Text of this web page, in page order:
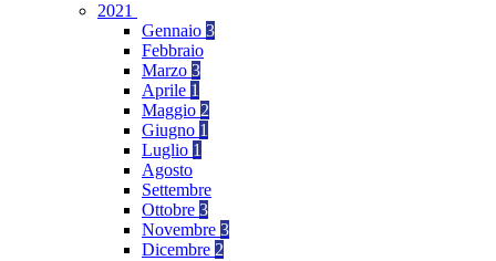
2021
Gennaio 3
Febbraio
Marzo 3
Aprile 1
Maggio 2
Giugno 1
Luglio 1
Agosto
Settembre
Ottobre 3
Novembre 3
Dicembre 2